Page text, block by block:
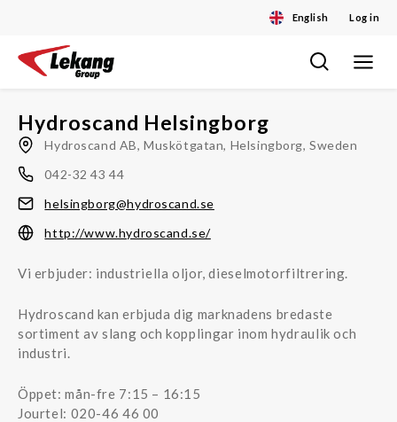
English Log in
Skip
content
Toggle
Hydroscand Helsingborg
Hydroscand AB, Muskötgatan, Helsingborg, Sweden
042-32 43 44
helsingborg@hydroscand.se
http://www.hydroscand.se/
Vi erbjuder: industriella oljor, dieselmotorfiltrering.
Hydroscand kan erbjuda dig marknadens bredaste
sortiment av slang och kopplingar inom hydraulik och
industri.
Öppet: mån-fre 7:15 – 16:15
Jourtel: 020-46 46 00